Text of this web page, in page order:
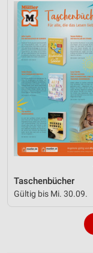
Taschenbücher
Gültig bis Mi. 30.09.